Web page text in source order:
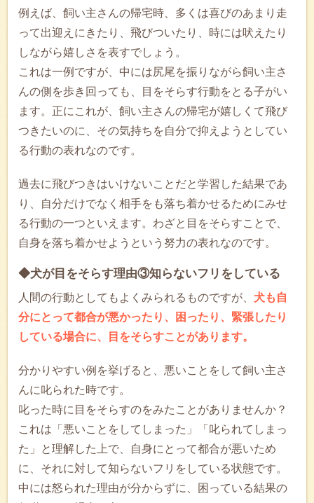
例えば、飼い主さんの帰宅時、多くは喜びのあまり走
って出迎えにきたり、飛びついたり、時には吠えたり
しながら嬉しさを表すでしょう。
これは一例ですが、中には尻尾を振りながら飼い主さ
んの側を歩き回っても、目をそらす行動をとる子がい
ます。正にこれが、飼い主さんの帰宅が嬉しくて飛び
つきたいのに、その気持ちを自分で抑えようとしてい
る行動の表れなのです。
過去に飛びつきはいけないことだと学習した結果であ
り、自分だけでなく相手をも落ち着かせるためにみせ
る行動の一つといえます。わざと目をそらすことで、
自身を落ち着かせようという努力の表れなのです。
◆犬が目をそらす理由③知らないフリをしている
人間の行動としてもよくみられるものですが、 犬も自
分にとって都合が悪かったり、困ったり、緊張したり
している場合に、目をそらすことがあります。
分かりやすい例を挙げると、悪いことをして飼い主さ
んに叱られた時です。
叱った時に目をそらすのをみたことがありませんか？
これは「悪いことをしてしまった」「叱られてしまっ
た」と理解した上で、自身にとって都合が悪いため
に、それに対して知らないフリをしている状態です。
中には怒られた理由が分からずに、困っている結果の